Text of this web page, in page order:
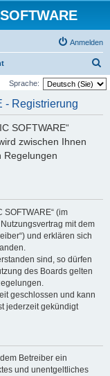
Anmelden
u
Sprache:
- Registrierung
SOFTWARE“
zwischen Ihnen
Regelungen
SOFTWARE“ (im
mit dem
und erklären sich
sind, so dürfen
des Boards gelten
geschlossen und kann
jederzeit gekündigt
Betreiber ein
und unentgeltliches